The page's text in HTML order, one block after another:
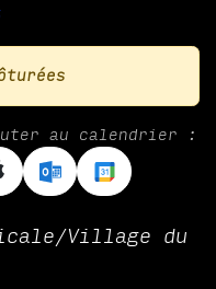
au calendrier :
Village du